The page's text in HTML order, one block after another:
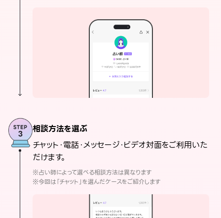
相談方法を選ぶ
チャット・電話・メッセージ・ビデオ対面をご利用いた
だけます。
※占い師によって選べる相談方法は異なります
※今回は「チャット」を選んだケースをご紹介します